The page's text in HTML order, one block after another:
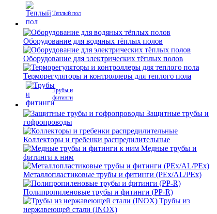
Теплый пол
Оборудование для водяных тёплых полов
Оборудование для электрических тёплых полов
Терморегуляторы и контроллеры для теплого пола
Трубы и
фитинги
Защитные трубы и
гофропроводы
Коллекторы и гребенки распредилительные
Медные трубы и
фитинги к ним
Металлопластиковые трубы и фитинги (PEx/AL/PEx)
Полипропиленовые трубы и фитинги (PP-R)
Трубы из
нержавеющей стали (INOX)